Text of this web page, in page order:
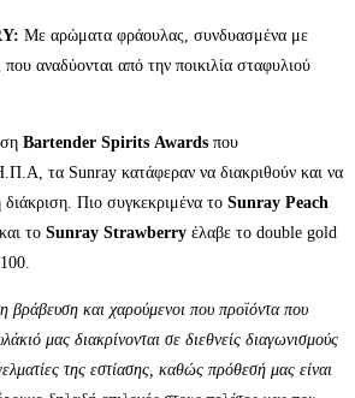
Με αρώματα φράουλας, συνδυασμένα με
αναδύονται από την ποικιλία σταφυλιού
Bartender Spirits Awards που
τα Sunray κατάφεραν να διακριθούν και να
Πιο συγκεκριμένα το Sunray Peach
το Sunray Strawberry έλαβε το double gold
βράβευση και χαρούμενοι που προϊόντα που
μας διακρίνονται σε διεθνείς διαγωνισμούς
της εστίασης, καθώς πρόθεσή μας είναι